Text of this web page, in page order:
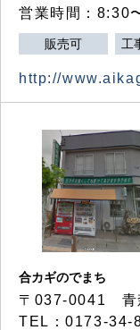
営業時間：8:30
販売可 工
http://
合カギのでまち
〒037-0041 青
TEL：0173-34-